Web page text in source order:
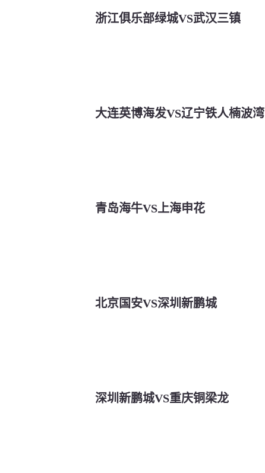
浙江俱乐部绿城VS武汉三镇
大连英博海发VS辽宁铁人楠波湾
青岛海牛VS上海申花
北京国安VS深圳新鹏城
深圳新鹏城VS重庆铜梁龙